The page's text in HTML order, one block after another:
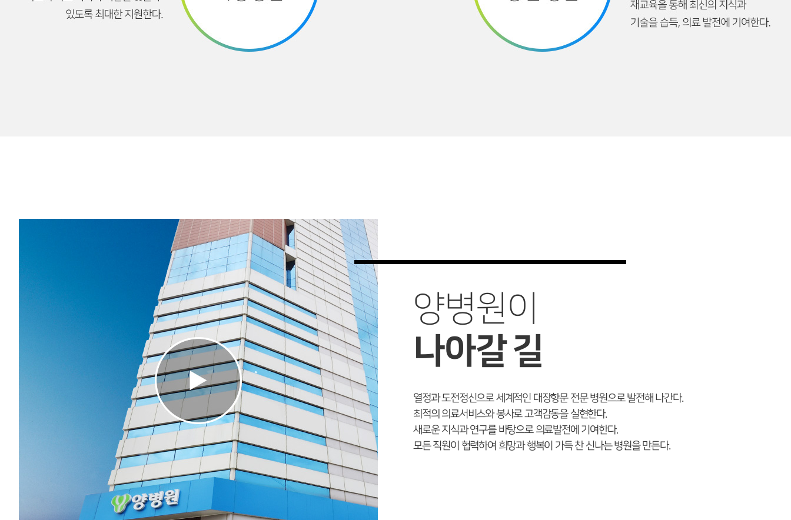
양병원이
나아갈 길
열정과 도전정신으로 세계적인 대장항문 전문 병원으로 발전해 나간다.
최적의 의료서비스와 봉사로 고객감동을 실현한다.
새로운 지식과 연구를 바탕으로 의료발전에 기여한다.
모든 직원이 협력하여 희망과 행복이 가득 찬 신나는 병원을 만든다.